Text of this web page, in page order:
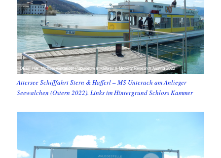
Attersee Schifffahrt Stern & Hafferl – MS Unterach am Anlieger
Seewalchen (Ostern 2022). Links im Hintergrund Schloss Kammer